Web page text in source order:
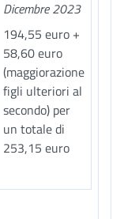
Dicembre 2023
194,55 euro +
58,60 euro
(maggiorazione
figli ulteriori al
secondo) per
un totale di
253,15 euro